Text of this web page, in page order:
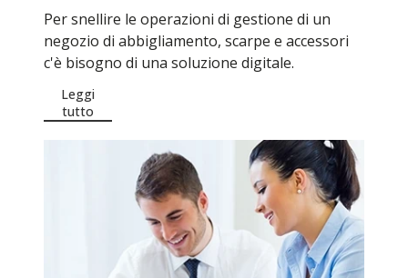
Per snellire le operazioni di gestione di un
negozio di abbigliamento, scarpe e accessori
c'è bisogno di una soluzione digitale.
Leggi
tutto